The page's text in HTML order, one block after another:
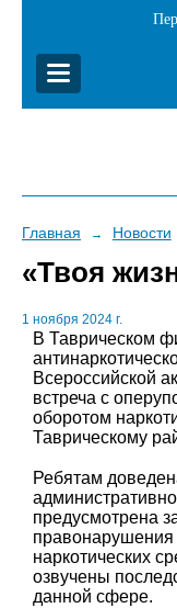
Главная → Новости
«Твоя
1 ноября 2024 г.
В Таврическом
Всероссийской
встреча с
оборотом
Таврическому
Ребятам
предусмотрена
правонарушения
наркотических
озвучены
данной сфере.